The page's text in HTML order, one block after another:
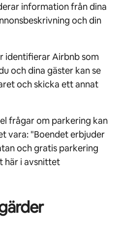
information från dina
och din
identifierar Airbnb som
och dina gäster kan se
och skicka ett annat
frågar om parkering kan
vara: "Boendet erbjuder
och gratis parkering
här i avsnittet